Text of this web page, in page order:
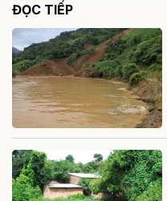
ĐỌC TIẾP